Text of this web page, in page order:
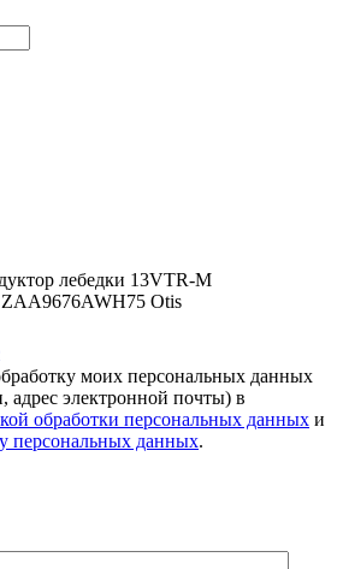
лебедки 13VTR-M
ZAA9676AWH75 Otis
моих персональных данных
адрес электронной почты) в
обработки персональных данных и
персональных данных.